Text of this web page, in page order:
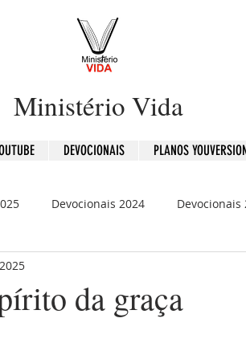
Ministério Vida
DEVOCIONAIS PLANOS
Devocionais 2024 Devocionais
Dias - Leitura Bíblica
da graça